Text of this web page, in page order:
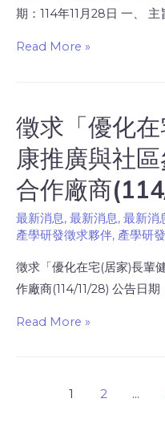
期：114年11月28日 一、 主
Read More »
徵求「優化
康推廣與社
合作廠商
最新消息, 最新消息, 最新消
產學研發徵求夥伴, 產學研
徵求「優化在宅(居家)長輩
作廠商(114/11/28) 公告日期
Read More »
1 2 ...